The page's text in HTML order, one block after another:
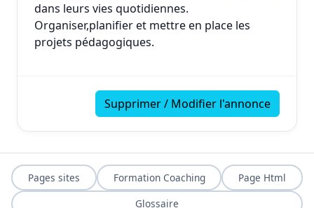
dans leurs vies quotidiennes.
Organiser,planifier et mettre en place les
projets pédagogiques.
Supprimer / Modifier l'annonce
Pages sites Formation Coaching
Page Html
Glossaire